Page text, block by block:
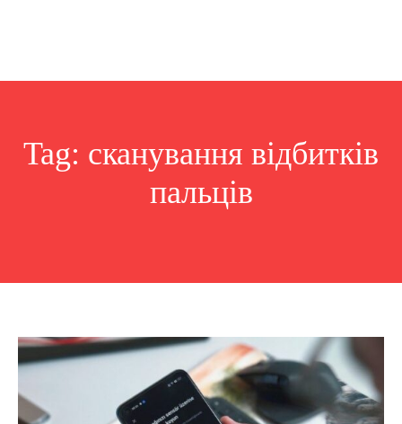
Tag: сканування відбитків
пальців